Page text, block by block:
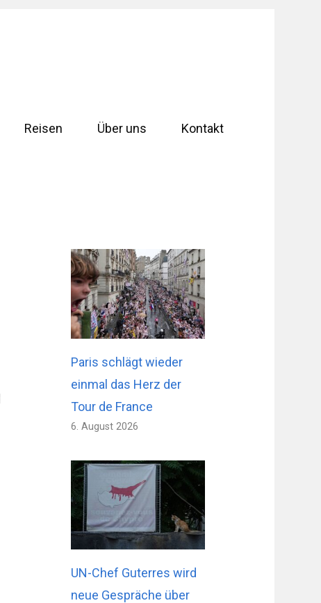
Reisen Über uns Kontakt
Paris schlägt wieder
einmal das Herz der
Tour de France
6. August 2026
UN-Chef Guterres wird
neue Gespräche über